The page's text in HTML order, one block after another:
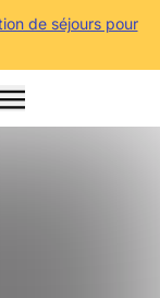
de séjours pour